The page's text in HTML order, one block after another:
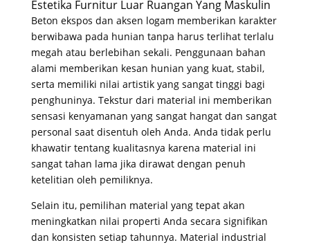
Estetika Furnitur Luar Ruangan Yang Maskulin
Beton ekspos dan aksen logam memberikan karakter
berwibawa pada hunian tanpa harus terlihat terlalu
megah atau berlebihan sekali. Penggunaan bahan
alami memberikan kesan hunian yang kuat, stabil,
serta memiliki nilai artistik yang sangat tinggi bagi
penghuninya. Tekstur dari material ini memberikan
sensasi kenyamanan yang sangat hangat dan sangat
personal saat disentuh oleh Anda. Anda tidak perlu
khawatir tentang kualitasnya karena material ini
sangat tahan lama jika dirawat dengan penuh
ketelitian oleh pemiliknya.
Selain itu, pemilihan material yang tepat akan
meningkatkan nilai properti Anda secara signifikan
dan konsisten setiap tahunnya. Material industrial